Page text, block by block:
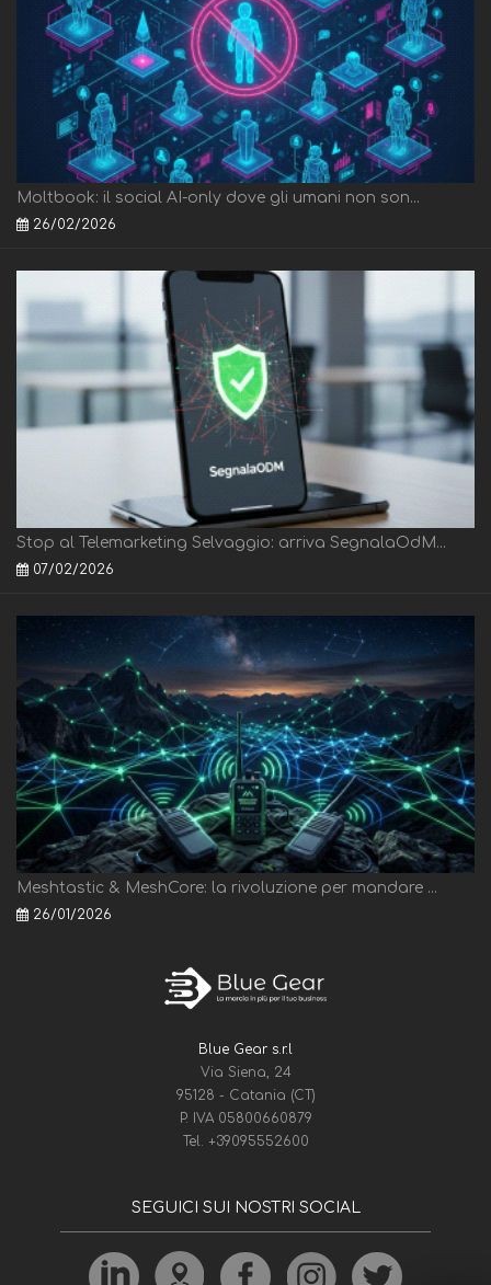
Moltbook: il social AI-only dove gli umani non son...
26/02/2026
Stop al Telemarketing Selvaggio: arriva SegnalaOdM...
07/02/2026
Meshtastic & MeshCore: la rivoluzione per mandare ...
26/01/2026
Blue Gear s.r.l
Via Siena, 24
95128 - Catania (CT)
P. IVA 05800660879
Tel. +39095552600
SEGUICI SUI NOSTRI SOCIAL